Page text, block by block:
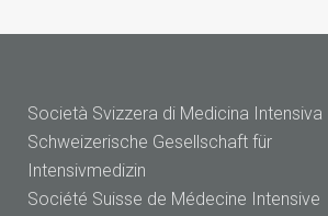
Società Svizzera di Medicina Intensiva
Schweizerische Gesellschaft für
Intensivmedizin
Société Suisse de Médecine Intensive